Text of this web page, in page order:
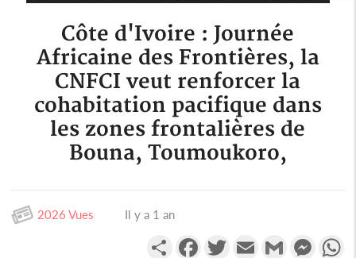
Côte d'Ivoire : Journée
Africaine des Frontières, la
CNFCI veut renforcer la
cohabitation pacifique dans
les zones frontalières de
Bouna, Toumoukoro,
2026 Vues Il y a 1 an
PartagerFacebookTwitterEmail Gmail